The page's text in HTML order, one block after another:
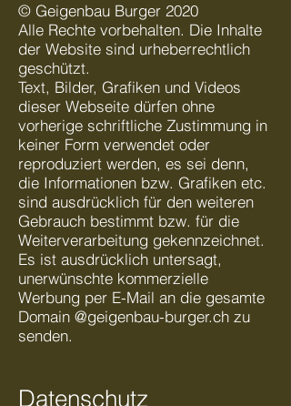
© Geigenbau Burger 2020
Alle Rechte vorbehalten. Die Inhalte
der Website sind urheberrechtlich
geschützt.
Text, Bilder, Grafiken und Videos
dieser Webseite dürfen ohne
vorherige schriftliche Zustimmung in
keiner Form verwendet oder
reproduziert werden, es sei denn,
die Informationen bzw. Grafiken etc.
sind ausdrücklich für den weiteren
Gebrauch bestimmt bzw. für die
Weiterverarbeitung gekennzeichnet.
Es ist ausdrücklich untersagt,
unerwünschte kommerzielle
Werbung per E-Mail an die gesamte
Domain @geigenbau-burger.ch zu
senden.
Datenschutz